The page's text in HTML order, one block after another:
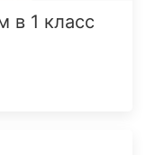
в 1 класс